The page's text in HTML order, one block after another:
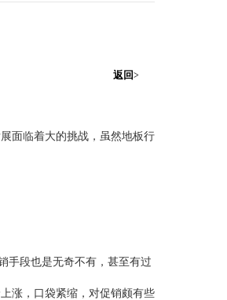
返回>
面临着大的挑战，虽然地板行
段也是无奇不有，甚至有过
涨，口袋紧缩，对促销颇有些